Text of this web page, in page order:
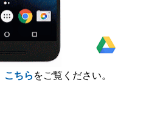
こちら をご覧ください。